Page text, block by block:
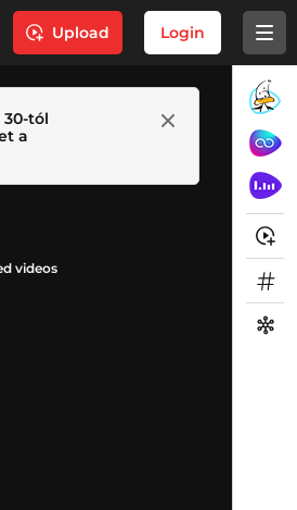
Upload Login
tól
a
videos